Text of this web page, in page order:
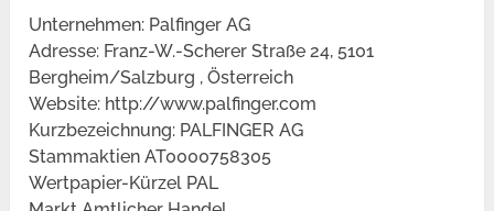
Unternehmen: Palfinger AG
Adresse: Franz-W.-Scherer Straße 24, 5101
Bergheim/Salzburg , Österreich
Website: http://www.palfinger.com
Kurzbezeichnung: PALFINGER AG
Stammaktien AT0000758305
Wertpapier-Kürzel PAL